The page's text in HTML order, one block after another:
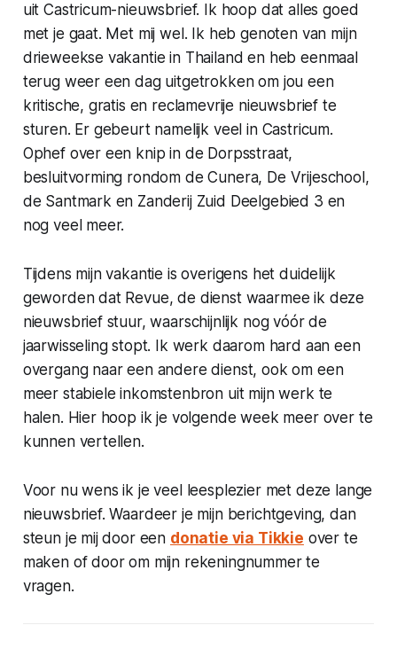
uit Castricum-nieuwsbrief. Ik hoop dat alles goed
met je gaat. Met mij wel. Ik heb genoten van mijn
drieweekse vakantie in Thailand en heb eenmaal
terug weer een dag uitgetrokken om jou een
kritische, gratis en reclamevrije nieuwsbrief te
sturen. Er gebeurt namelijk veel in Castricum.
Ophef over een knip in de Dorpsstraat,
besluitvorming rondom de Cunera, De Vrijeschool,
de Santmark en Zanderij Zuid Deelgebied 3 en
nog veel meer.
Tijdens mijn vakantie is overigens het duidelijk
geworden dat Revue, de dienst waarmee ik deze
nieuwsbrief stuur, waarschijnlijk nog vóór de
jaarwisseling stopt. Ik werk daarom hard aan een
overgang naar een andere dienst, ook om een
meer stabiele inkomstenbron uit mijn werk te
halen. Hier hoop ik je volgende week meer over te
kunnen vertellen.
Voor nu wens ik je veel leesplezier met deze lange
nieuwsbrief. Waardeer je mijn berichtgeving, dan
steun je mij door een donatie via Tikkie over te
maken of door om mijn rekeningnummer te
vragen.